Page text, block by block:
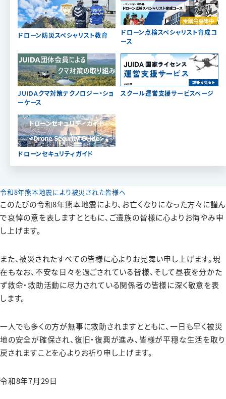
ドローン防災スペシャリスト教育
ドローン点検スペシャリスト育成コ
ース
JUIDAクマ対策テクノロジー・ショ
ーケース
スクール運営支援サービスページ
ドローンセキュリティガイド
令和8年熊本地震により被災された皆様へ
このたびの令和8年熊本地震により、お亡くなりになった方々に謹ん
で哀悼の意を表しますとともに、ご遺族の皆様に心よりお悔やみ申
し上げます。
また、被災されたすべての皆様に心よりお見舞い申し上げます。現
在もなお、不安な日々を過ごされている皆様、そして昼夜を分かた
ず救命・救助活動に尽力されている関係者の皆様に深く敬意を表
します。
一人でも多くの方が無事に救助されますとともに、一日も早く被災
地の安全が確保され、復旧・復興が進み、皆様が平穏な生活を取り
戻されますことを心よりお祈り申し上げます。
令和8年7月29日